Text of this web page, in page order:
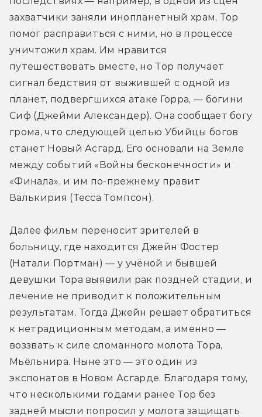
захватчики заняли инопланетный храм, Тор
помог расправиться с ними, но в процессе
уничтожил храм. Им нравится
путешествовать вместе, но Тор получает
сигнал бедствия от выжившей с одной из
планет, подвергшихся атаке Горра, — богини
Сиф (Джейми Александер). Она сообщает богу
грома, что следующей целью Убийцы богов
станет Новый Асгард. Его основали на Земле
между событий «Войны бесконечности» и
«Финала», и им по-прежнему правит
Валькирия (Тесса Томпсон).
Далее фильм переносит зрителей в
больницу, где находится Джейн Фостер
(Натали Портман) — у учёной и бывшей
девушки Тора выявили рак поздней стадии, и
лечение не приводит к положительным
результатам. Тогда Джейн решает обратиться
к нетрадиционным методам, а именно —
воззвать к силе сломанного молота Тора,
Мьёльнира. Ныне это — это один из
экспонатов в Новом Асгарде. Благодаря тому,
что несколькими годами ранее Тор без
задней мысли попросил у молота защищать